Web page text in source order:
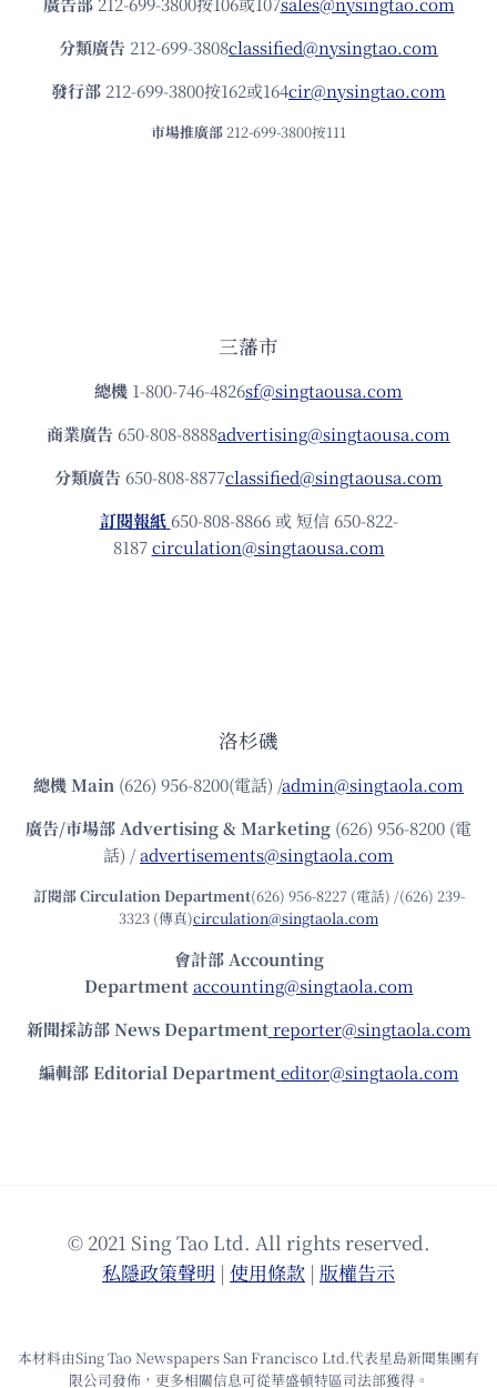
分類廣告 212-699-3808classified@nysingtao.com
發⾏部 212-699-3800按162或164cir@nysingtao.com
市場推廣部 212-699-3800按111
三藩市
總機 1-800-746-4826sf@singtaousa.com
商業廣告 650-808-8888advertising@singtaousa.com
分類廣告 650-808-8877classified@singtaousa.com
訂閱報紙 650-808-8866 或 短信 650-822-
8187circulation@singtaousa.com
洛杉磯
總機Main (626) 956-8200(電話) /admin@singtaola.com
廣告/市場部Advertising & Marketing (626) 956-8200 (電
話) /advertisements@singtaola.com
訂閱部 Circulation Department(626) 956-8227 (電話) /(626) 239-
3323 (傳真)circulation@singtaola.com
會計部 Accounting
Department accounting@singtaola.com
新聞採訪部 News Department reporter@singtaola.com
編輯部 Editorial Department editor@singtaola.com
© 2021 Sing Tao Ltd. All rights reserved.
私隱政策聲明 | 使⽤條款 | 版權告⽰
本材料由Sing Tao Newspapers San Francisco Ltd.代表星島新聞集團有
限公司發佈，更多相關信息可從華盛頓特區司法部獲得。